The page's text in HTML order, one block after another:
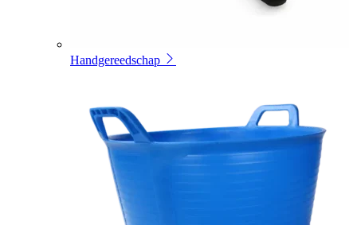
Handgereedschap